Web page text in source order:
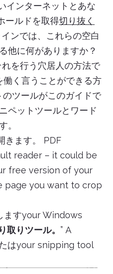
インターネットとあな
ールドを取得切り抜く
ンでは、これらの空白
他に何がありますか？
を行う穴居人の方法で
く言うことができる方
ツールがこのガイドで
ペットツールとワード
。
きます。 PDF
reader – it could be
free version of your
page you want to crop
ますyour Windows
取りツール。 ” A
はyour snipping tool